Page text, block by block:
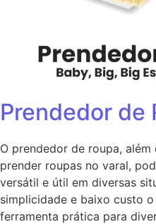
Prendedor de
O prendedor de roupa,
prender roupas no varal,
versátil e útil em diversas
simplicidade e baixo custo
ferramenta prática para